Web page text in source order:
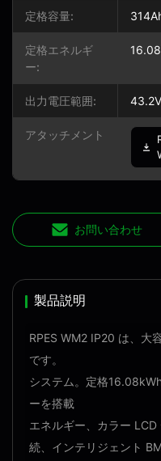
定格容量:
定格エネルギ
ー:
出力電圧範囲:
アタッチメント
お問い合わせ
製品説明
RPES WM2 IP20 は、大
です。
システム。定格
ーを搭載
エネルギー、カラー
続、インテリジェント